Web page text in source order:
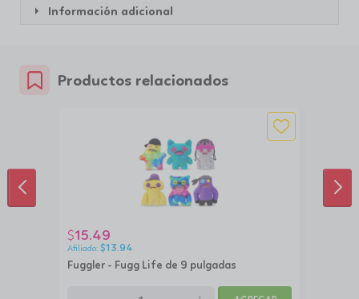
Información adicional
Productos relacionados
Fuggler - Fugg Life de 9 pulgadas
$15.49
$13.94
ANTERIOR